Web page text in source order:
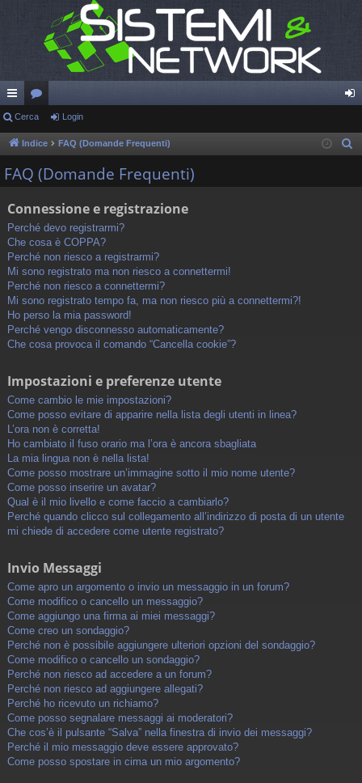
oll
eg
a
en
ti
R
ap
idi
or
u in
Cerca Login
Indice FAQ (Domande Frequenti)
FAQ (Domande Frequenti)
Connessione e registrazione
Perché devo registrarmi?
Che cosa è COPPA?
Perché non riesco a registrarmi?
Mi sono registrato ma non riesco a connettermi!
Perché non riesco a connettermi?
Mi sono registrato tempo fa, ma non riesco più a connettermi?!
Ho perso la mia password!
Perché vengo disconnesso automaticamente?
Che cosa provoca il comando “Cancella cookie”?
Impostazioni e preferenze utente
Come cambio le mie impostazioni?
Come posso evitare di apparire nella lista degli utenti in linea?
L’ora non è corretta!
Ho cambiato il fuso orario ma l’ora è ancora sbagliata
La mia lingua non è nella lista!
Come posso mostrare un’immagine sotto il mio nome utente?
Come posso inserire un avatar?
Qual è il mio livello e come faccio a cambiarlo?
Perché quando clicco sul collegamento all’indirizzo di posta di un utente
mi chiede di accedere come utente registrato?
Invio Messaggi
Come apro un argomento o invio un messaggio in un forum?
Come modifico o cancello un messaggio?
Come aggiungo una firma ai miei messaggi?
Come creo un sondaggio?
Perché non è possibile aggiungere ulteriori opzioni del sondaggio?
Come modifico o cancello un sondaggio?
Perché non riesco ad accedere a un forum?
Perché non riesco ad aggiungere allegati?
Perché ho ricevuto un richiamo?
Come posso segnalare messaggi ai moderatori?
Che cos’è il pulsante “Salva” nella finestra di invio dei messaggi?
Perché il mio messaggio deve essere approvato?
Come posso spostare in cima un mio argomento?